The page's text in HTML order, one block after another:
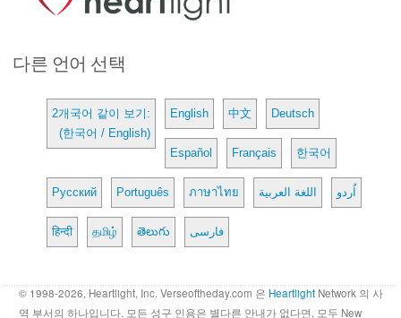
다른 언어 선택
2개국어 같이 보기:
(한국어 / English)
English 中文 Deutsch
Español Français 한국어
Русский Português ภาษาไทย اللغة العربية اُردو
हिन्दी தமிழ் తెలుగు فارسی
© 1998-2026, Heartlight, Inc. Verseoftheday.com 은 Heartlight Network 의 사
역 부서의 하나입니다. 모든 성구 인용은 별다른 안내가 없다면, 모두 New